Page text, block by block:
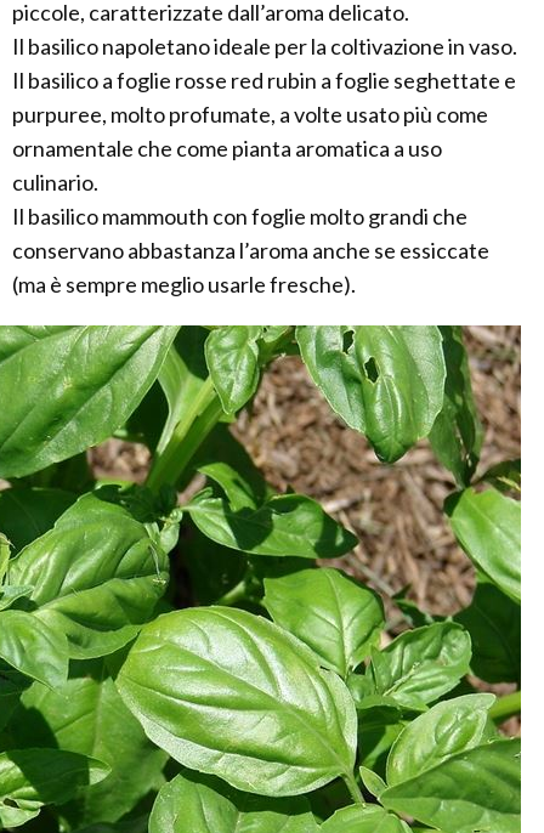
piccole, caratterizzate dall’aroma delicato.
Il basilico napoletano ideale per la coltivazione in vaso.
Il basilico a foglie rosse red rubin a foglie seghettate e
purpuree, molto profumate, a volte usato più come
ornamentale che come pianta aromatica a uso
culinario.
Il basilico mammouth con foglie molto grandi che
conservano abbastanza l’aroma anche se essiccate
(ma è sempre meglio usarle fresche).